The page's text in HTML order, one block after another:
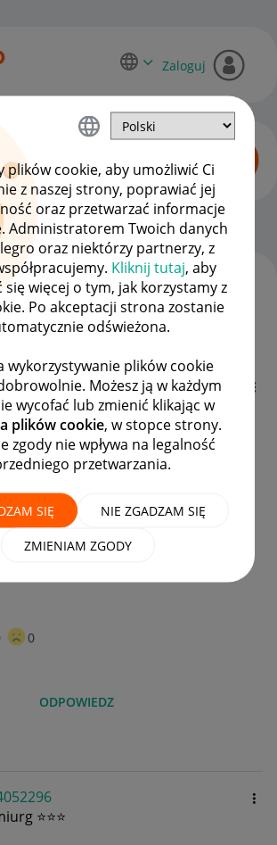
plików cookie, aby umożliwić Ci
z naszej strony, poprawiać jej
oraz przetwarzać informacje
Administratorem Twoich danych
oraz niektórzy partnerzy, z
Kliknij tutaj, aby
się więcej o tym, jak korzystamy z
Po akceptacji strona zostanie
odświeżona.
wykorzystywanie plików cookie
Możesz ją w każdym
wycofać lub zmienić klikając w
plików cookie, w stopce strony.
zgody nie wpływa na legalność
przetwarzania.
SIĘ NIE ZGADZAM SIĘ
ZMIENIAM ZGODY
Zaloguj
OPCJE
kartą.
zakupu kodem SMS przy
do konta allegro?
0
ODPOWIEDZ
WSZYSTKIE TEMATY
⭐⭐⭐